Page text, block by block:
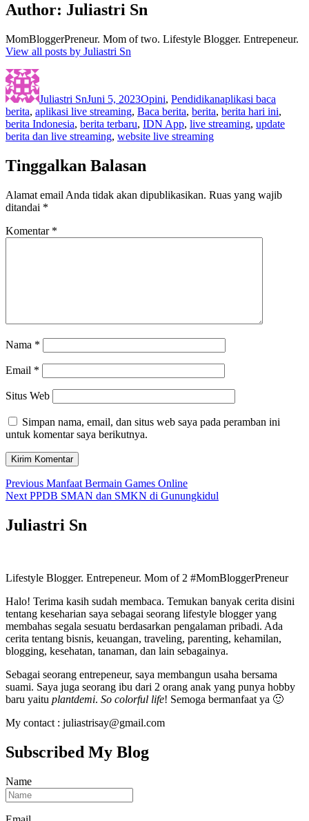
Author: Juliastri Sn
MomBloggerPreneur. Mom of two. Lifestyle Blogger. Entrepeneur.
View all posts by Juliastri Sn
Author
Juliastri SnJuni 5, 2023Opini, Pendidikanaplikasi baca
berita, aplikasi live streaming, Baca berita, berita, berita hari ini,
berita Indonesia, berita terbaru, IDN App, live streaming, update
berita dan live streaming, website live streaming
Tinggalkan Balasan
Alamat email Anda tidak akan dipublikasikan. Ruas yang wajib
ditandai *
Komentar *
Nama *
Email *
Situs Web
Simpan nama, email, dan situs web saya pada peramban ini
untuk komentar saya berikutnya.
Navigasi
pos
Previous Previous
post:
Manfaat Bermain Games Online
Next Next
PPDB SMAN dan SMKN di Gunungkidul
Juliastri Sn
Lifestyle Blogger. Entrepeneur. Mom of 2 #MomBloggerPreneur
Halo! Terima kasih sudah membaca. Temukan banyak cerita disini
tentang keseharian saya sebagai seorang lifestyle blogger yang
membahas segala sesuatu berdasarkan pengalaman pribadi. Ada
cerita tentang bisnis, keuangan, traveling, parenting, kehamilan,
blogging, kesehatan, tanaman, dan lain sebagainya.
Sebagai seorang entrepeneur, saya membangun usaha bersama
suami. Saya juga seorang ibu dari 2 orang anak yang punya hobby
baru yaitu plantdemi. So colorful life! Semoga bermanfaat ya 🙂
My contact : juliastrisay@gmail.com
Subscribed My Blog
Name